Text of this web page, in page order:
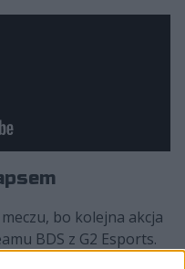
bo kolejna akcja
BDS z G2 Esports.